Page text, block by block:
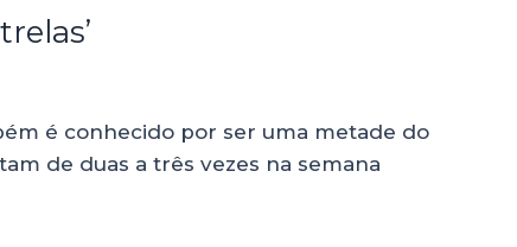
é conhecido por ser uma metade do
de duas a três vezes na semana